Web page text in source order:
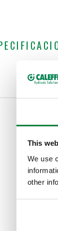
This
We use
other